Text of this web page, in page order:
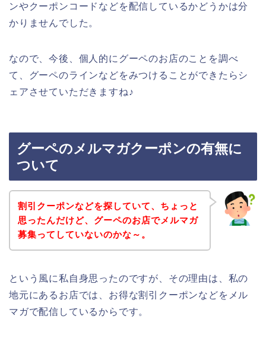
ンやクーポンコードなどを配信しているかどうかは分
かりませんでした。
なので、今後、個人的にグーペのお店のことを調べ
て、グーペのラインなどをみつけることができたらシ
ェアさせていただきますね♪
グーペのメルマガクーポンの有無に
ついて
割引クーポンなどを探していて、ちょっと
思ったんだけど、グーペのお店でメルマガ
募集ってしていないのかな～。
という風に私自身思ったのですが、その理由は、私の
地元にあるお店では、お得な割引クーポンなどをメル
マガで配信しているからです。